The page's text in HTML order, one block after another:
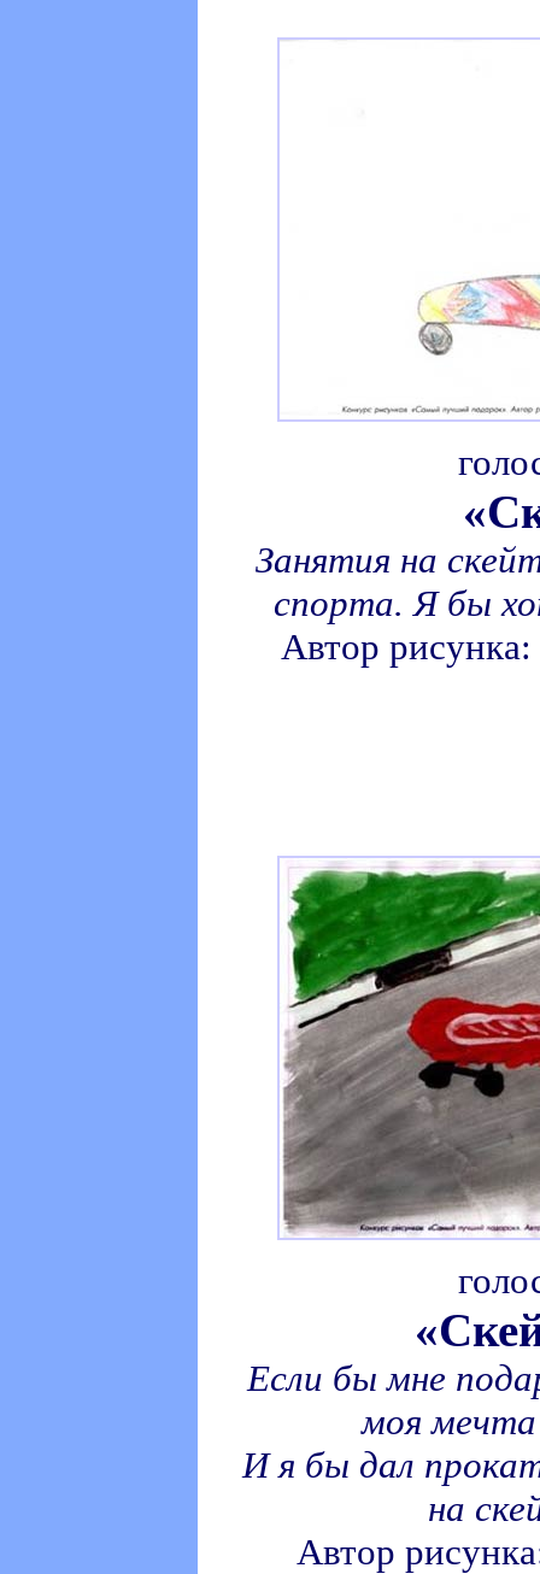
Занятия на
спорта. Я бы
Автор
Если бы мне
моя
И я бы дал
на
Автор